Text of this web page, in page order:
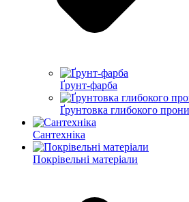
Ґрунт-фарба
Ґрунтовка глибокого
Сантехніка
Покрівельні матеріали